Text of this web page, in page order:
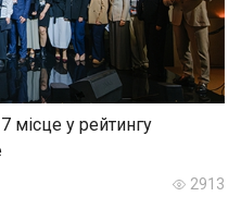
місце у рейтингу
2913